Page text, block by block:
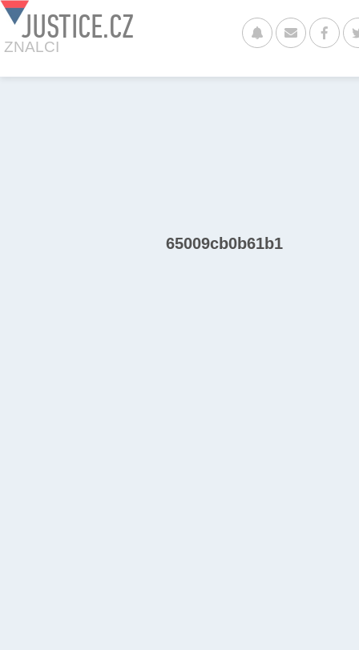
JUSTICE.CZ
ZNALCI
65009cb0b61b1